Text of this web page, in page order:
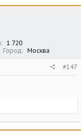
1 720
Город Москва
#147